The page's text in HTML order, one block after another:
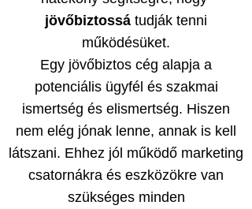
jövőbiztossá tudják tenni
működésüket.
Egy jövőbiztos cég alapja a
potenciális ügyfél és szakmai
ismertség és elismertség. Hiszen
nem elég jónak lenne, annak is kell
látszani. Ehhez jól működő marketing
csatornákra és eszközökre van
szükséges minden